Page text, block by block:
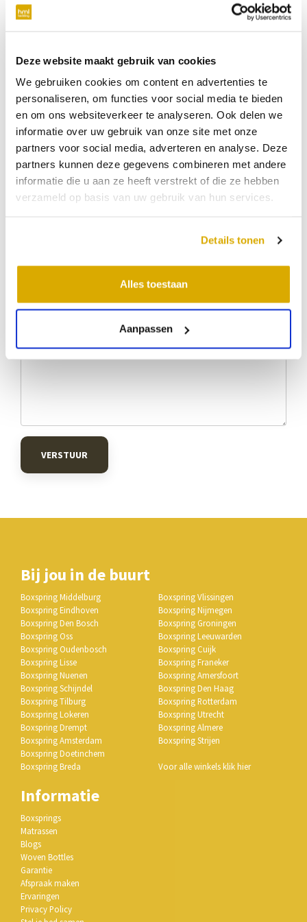
Deze website maakt gebruik van cookies
We gebruiken cookies om content en advertenties te
personaliseren, om functies voor social media te bieden
en om ons websiteverkeer te analyseren. Ook delen we
informatie over uw gebruik van onze site met onze
partners voor social media, adverteren en analyse. Deze
partners kunnen deze gegevens combineren met andere
informatie die u aan ze heeft verstrekt of die ze hebben
verzameld op basis van uw gebruik van hun services.
Details tonen
Alles toestaan
Aanpassen
verplicht
niet verplicht
Datum:31-08-2026
Tijdstip:
Verkooppunt
VERSTUUR
Bij jou in de buurt
Boxspring Middelburg
Boxspring Eindhoven
Boxspring Den Bosch
Boxspring Oss
Boxspring Oudenbosch
Boxspring Lisse
Boxspring Nuenen
Boxspring Schijndel
Boxspring Tilburg
Boxspring Lokeren
Boxspring Drempt
Boxspring Amsterdam
Boxspring Doetinchem
Boxspring Breda
Boxspring Vlissingen
Boxspring Nijmegen
Boxspring Groningen
Boxspring Leeuwarden
Boxspring Cuijk
Boxspring Franeker
Boxspring Amersfoort
Boxspring Den Haag
Boxspring Rotterdam
Boxspring Utrecht
Boxspring Almere
Boxspring Strijen
Voor alle winkels klik hier
Informatie
Boxsprings
Matrassen
Blogs
Woven Bottles
Garantie
Afspraak maken
Ervaringen
Privacy Policy